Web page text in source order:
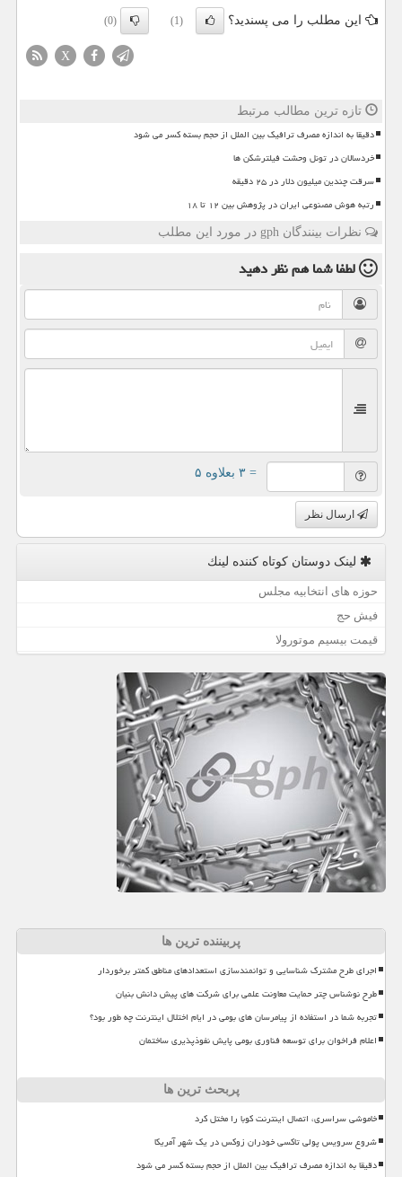
این مطلب را می پسندید؟ (1)
(0)
X
تازه ترین مطالب مرتبط
دقیقا به اندازه مصرف ترافیک بین الملل از حجم بسته کسر می شود
خردسالان در تونل وحشت فیلترشکن ها
سرقت چندین میلیون دلار در ۲۵ دقیقه
رتبه هوش مصنوعی ایران در پژوهش بین ۱۲ تا ۱۸
نظرات بینندگان gph در مورد این مطلب
لطفا شما همنظر دهید
= ۳ بعلاوه ۵
ارسال نظر
لینک دوستان كوتاه كننده لینك
حوزه های انتخابیه مجلس
فیش حج
قیمت بیسیم موتورولا
پربیننده ترین ها
اجرای طرح مشترک شناسایی و توانمندسازی استعدادهای مناطق کمتر برخوردار
طرح نوشناس چتر حمایت معاونت علمی برای شرکت های پیش دانش بنیان
تجربه شما در استفاده از پیامرسان های بومی در ایام اختلال اینترنت چه طور بود؟
اعلام فراخوان برای توسعه فناوری بومی پایش نفوذپذیری ساختمان
پربحث ترین ها
خاموشی سراسری، اتصال اینترنت کوبا را مختل کرد
شروع سرویس پولی تاکسی خودران زوکس در یک شهر آمریکا
دقیقا به اندازه مصرف ترافیک بین الملل از حجم بسته کسر می شود